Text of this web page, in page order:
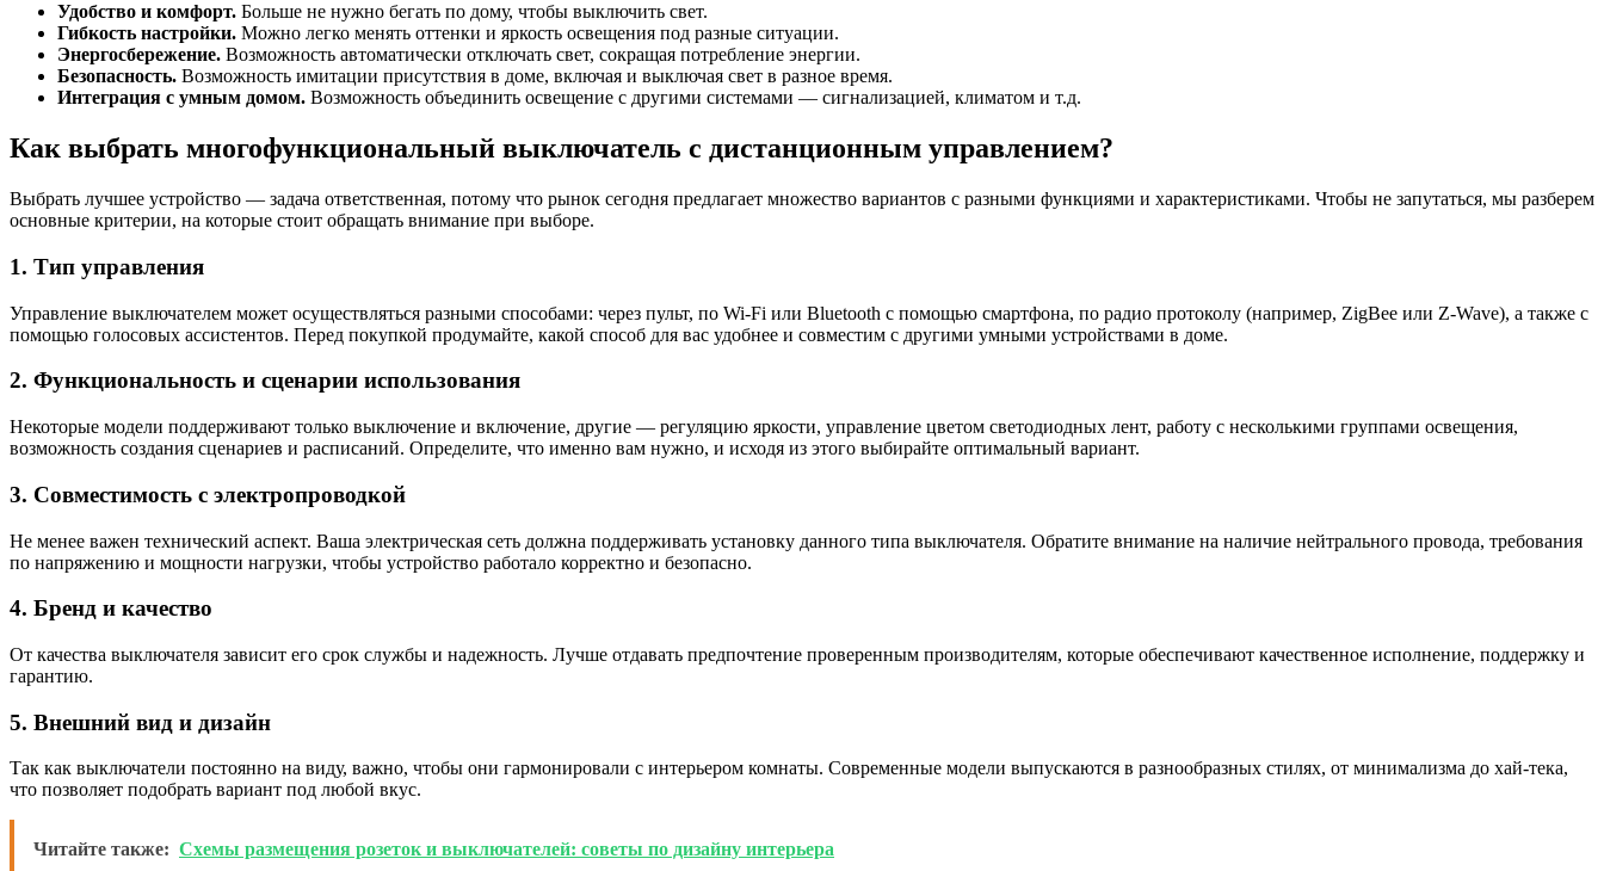
Удобство и комфорт. Больше не нужно бегать по дому, чтобы выключить свет.
Гибкость настройки. Можно легко менять оттенки и яркость освещения под разные ситуации.
Энергосбережение. Возможность автоматически отключать свет, сокращая потребление энергии.
Безопасность. Возможность имитации присутствия в доме, включая и выключая свет в разное время.
Интеграция с умным домом. Возможность объединить освещение с другими системами — сигнализацией, климатом и т.д.
Как выбрать многофункциональный выключатель с дистанционным управлением?
Выбрать лучшее устройство — задача ответственная, потому что рынок сегодня предлагает множество вариантов с разными функциями и характеристиками. Чтобы не запутаться, мы разберем
основные критерии, на которые стоит обращать внимание при выборе.
1. Тип управления
Управление выключателем может осуществляться разными способами: через пульт, по Wi-Fi или Bluetooth с помощью смартфона, по радио протоколу (например, ZigBee или Z-Wave), а также с
помощью голосовых ассистентов. Перед покупкой продумайте, какой способ для вас удобнее и совместим с другими умными устройствами в доме.
2. Функциональность и сценарии использования
Некоторые модели поддерживают только выключение и включение, другие — регуляцию яркости, управление цветом светодиодных лент, работу с несколькими группами освещения,
возможность создания сценариев и расписаний. Определите, что именно вам нужно, и исходя из этого выбирайте оптимальный вариант.
3. Совместимость с электропроводкой
Не менее важен технический аспект. Ваша электрическая сеть должна поддерживать установку данного типа выключателя. Обратите внимание на наличие нейтрального провода, требования
по напряжению и мощности нагрузки, чтобы устройство работало корректно и безопасно.
4. Бренд и качество
От качества выключателя зависит его срок службы и надежность. Лучше отдавать предпочтение проверенным производителям, которые обеспечивают качественное исполнение, поддержку и
гарантию.
5. Внешний вид и дизайн
Так как выключатели постоянно на виду, важно, чтобы они гармонировали с интерьером комнаты. Современные модели выпускаются в разнообразных стилях, от минимализма до хай-тека,
что позволяет подобрать вариант под любой вкус.
Читайте также: Схемы размещения розеток и выключателей: советы по дизайну интерьера